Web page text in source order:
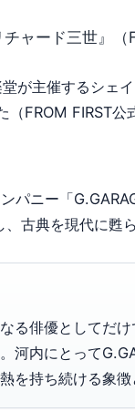
ャード三世』（
が主催するシェ
（FROM FIRST公
パニー「
古典を現代に甦
る俳優としてだ
河内にとって
を持ち続ける象